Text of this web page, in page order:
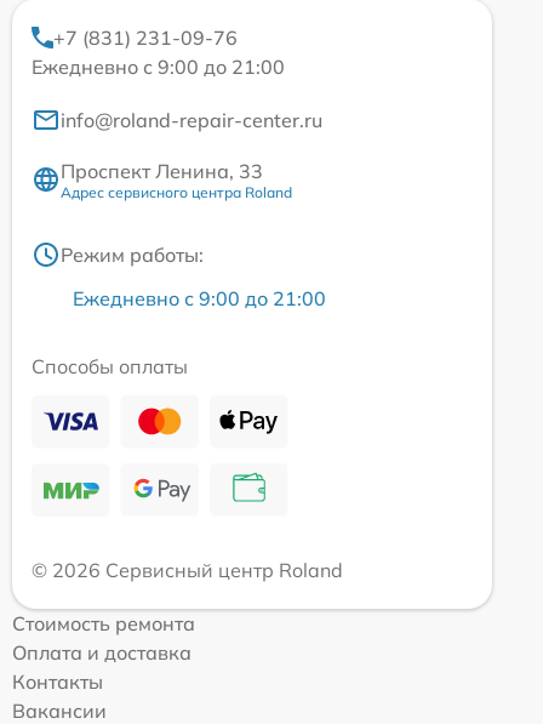
+7 (831) 231-09-76
Ежедневно с 9:00 до 21:00
info@roland-repair-center.ru
Проспект Ленина, 33
Адрес сервисного центра Roland
Режим работы:
Ежедневно с 9:00 до 21:00
Способы оплаты
© 2026 Сервисный центр Roland
Стоимость ремонта
Оплата и доставка
Контакты
Вакансии